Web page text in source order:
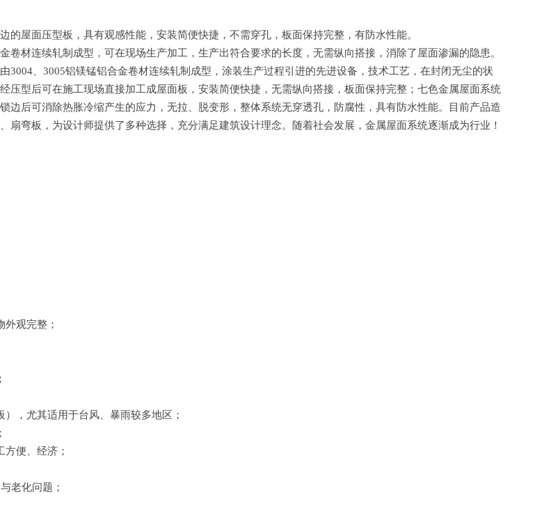
的屋面压型板，具有观感性能，安装简便快捷，不需穿孔，板面保持完整，有防水性能。
卷材连续轧制成型，可在现场生产加工，生产出符合要求的长度，无需纵向搭接，消除了屋面渗漏的隐患。
3004、3005铝镁锰铝合金卷材连续轧制成型，涂装生产过程引进的先进设备，技术工艺，在封闭无尘的状
压型后可在施工现场直接加工成屋面板，安装简便快捷，无需纵向搭接，板面保持完整；七色金属屋面系统
边后可消除热胀冷缩产生的应力，无拉、脱变形，整体系统无穿透孔，防腐性，具有防水性能。目前产品造
扇弯板，为设计师提供了多种选择，充分满足建筑设计理念。随着社会发展，金属屋面系统逐渐成为行业！
观完整；
，尤其适用于台风、暴雨较多地区；
便、经济；
老化问题；